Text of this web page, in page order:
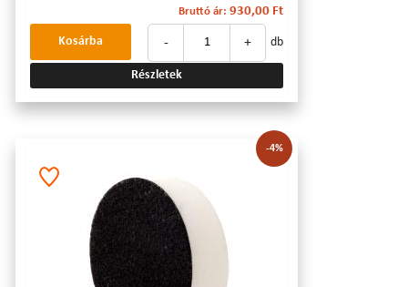
Bruttó ár: 930,00 Ft
- + db
Kosárba
Részletek
-4%